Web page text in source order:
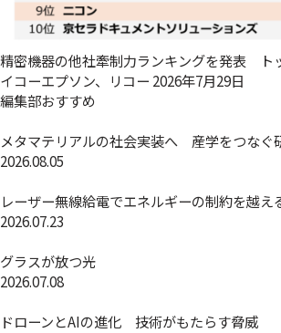
精密機器の他社牽制力ランキングを発表 ト
イコーエプソン、リコー 2026年7月29日
編集部おすすめ
メタマテリアルの社会実装へ 産学をつなぐ
2026.08.05
レーザー無線給電でエネルギーの制約を越え
2026.07.23
グラスが放つ光
2026.07.08
ドローンとAIの進化 技術がもたらす脅威